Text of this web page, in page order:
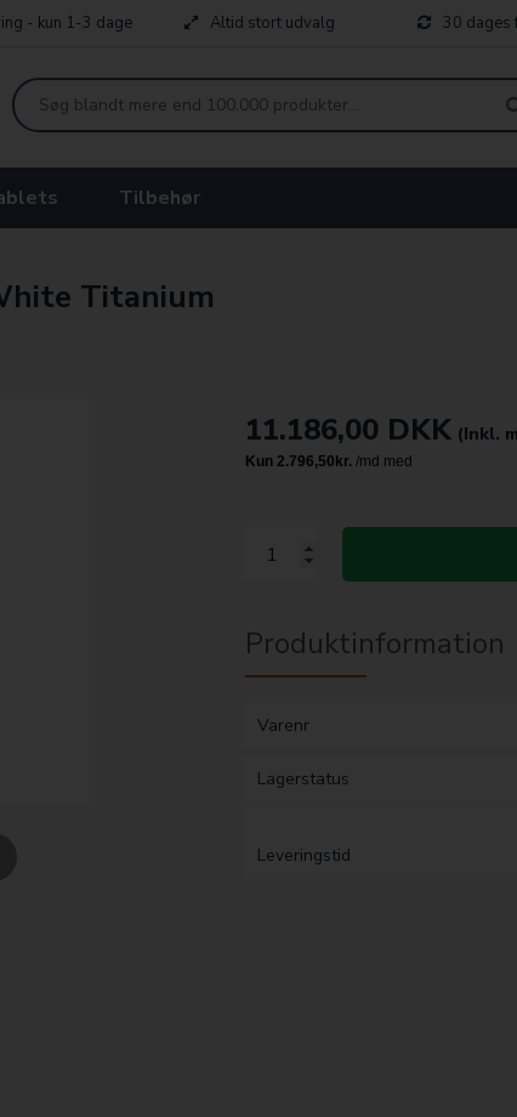
- kun 1-3 dage Altid stort udvalg 30 dages
Tilbehør
Titanium
11.186,00DKK (Inkl.
Produktinformation
Varenr
Lagerstatus
Leveringstid